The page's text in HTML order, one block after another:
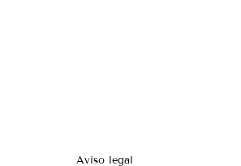
Aviso legal